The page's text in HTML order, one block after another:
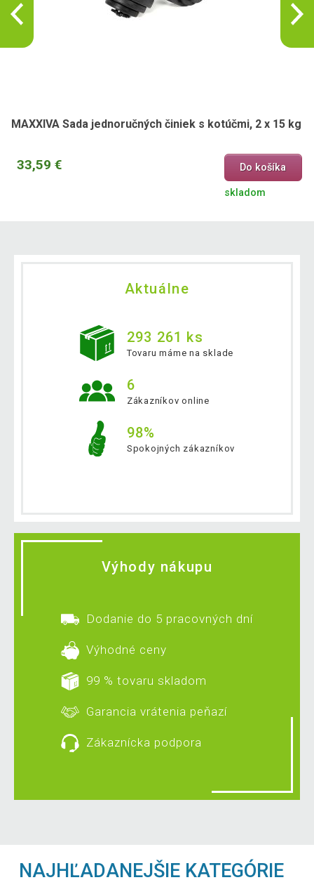
MAXXIVA Sada jednoručných činiek s kotúčmi, 2 x 15 kg
33,59 € Do košíka
skladom
Aktuálne
293 261 ks
Tovaru máme na sklade
6
Zákazníkov online
98%
Spokojných zákazníkov
Výhody nákupu
Dodanie do 5 pracovných dní
Výhodné ceny
99 % tovaru skladom
Garancia vrátenia peňazí
Zákaznícka podpora
NAJHĽADANEJŠIE KATEGÓRIE